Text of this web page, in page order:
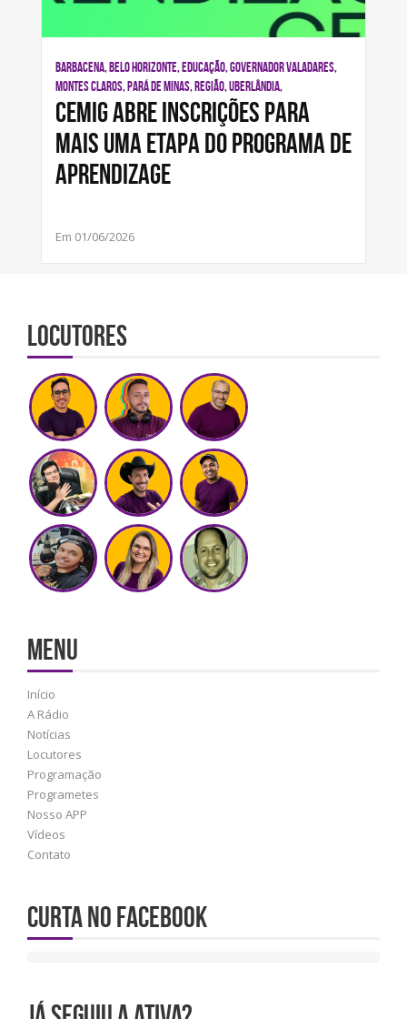
BARBACENA, BELO HORIZONTE, EDUCAÇÃO, GOVERNADOR VALADARES,
MONTES CLAROS, PARÁ DE MINAS, REGIÃO, UBERLÂNDIA,
Cemig abre inscrições para
mais uma etapa do Programa de
Aprendizage
Em 01/06/2026
Locutores
MENU
Início
A Rádio
Notícias
Locutores
Programação
Programetes
Nosso APP
Vídeos
Contato
Curta no Facebook